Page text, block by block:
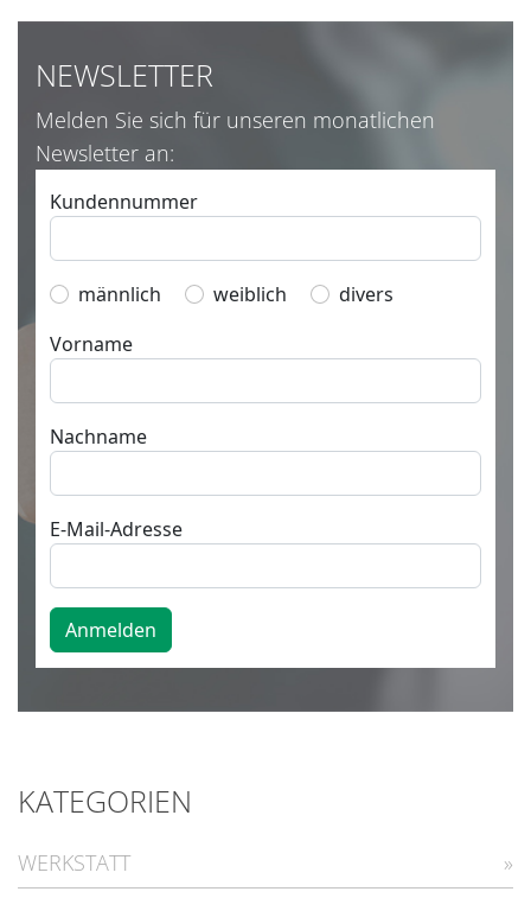
NEWSLETTER
Melden Sie sich für unseren monatlichen
Newsletter an:
KATEGORIEN
WERKSTATT